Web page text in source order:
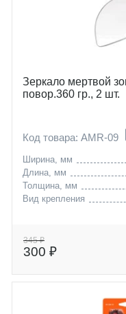
Зеркало мертвой
повор.360 гр., 2 шт.
Код товара: AMR-09
Ширина, мм
Длина, мм
Толщина, мм
Вид крепления
345 ₽
300 ₽